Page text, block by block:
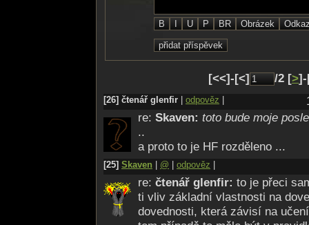
[<<]-[<] /2 [>
[26] čtenář glenfir odpověz
re: Skaven: toto bude moje
..
a proto to je HF rozděleno ...
[25] Skaven @ odpověz
re: čtenář glenfir: to je přeci
ti vliv základní vlastnosti na
dovednosti, která závisí na